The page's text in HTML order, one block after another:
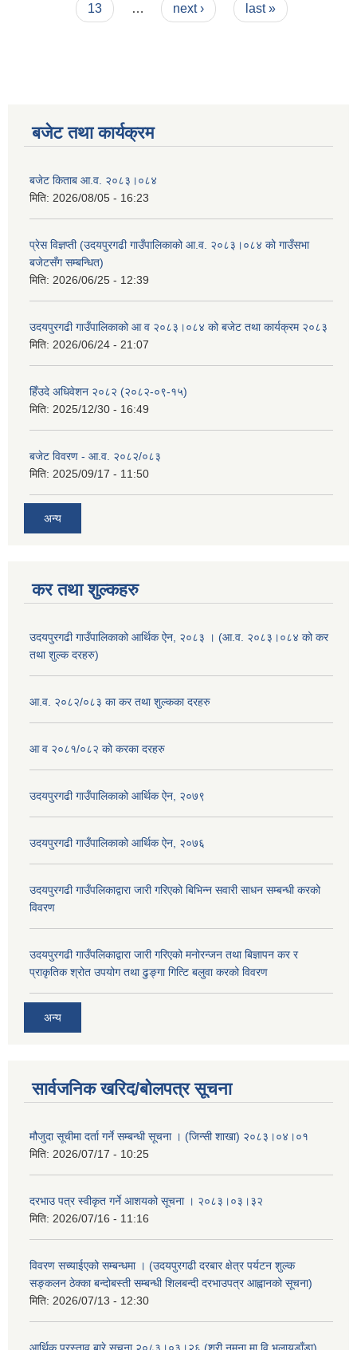
13
… next › last »
बजेट तथा कार्यक्रम
बजेट किताब आ.व. २०८३।०८४
मिति: 2026/08/05 - 16:23
प्रेस विज्ञप्ती (उदयपुरगढी गाउँपालिकाको आ.व. २०८३।०८४ को गाउँसभा
बजेटसँग सम्बन्धित)
मिति: 2026/06/25 - 12:39
उदयपुरगढी गाउँपालिकाको आ व २०८३।०८४ को बजेट तथा कार्यक्रम २०८३
मिति: 2026/06/24 - 21:07
हिँउदे अधिवेशन २०८२ (२०८२-०९-१५)
मिति: 2025/12/30 - 16:49
बजेट विवरण - आ.व. २०८२/०८३
मिति: 2025/09/17 - 11:50
अन्य
कर तथा शुल्कहरु
उदयपुरगढी गाउँपालिकाको आर्थिक ऐन, २०८३ । (आ.व. २०८३।०८४ को कर
तथा शुल्क दरहरु)
आ.व. २०८२/०८३ का कर तथा शुल्कका दरहरु
आ व २०८१/०८२ को करका दरहरु
उदयपुरगढी गाउँपालिकाको आर्थिक ऐन, २०७९
उदयपुरगढी गाउँपालिकाको आर्थिक ऐन, २०७६
उदयपुरगढी गाउँपलिकाद्वारा जारी गरिएको बिभिन्न सवारी साधन सम्बन्धी करको
विवरण
उदयपुरगढी गाउँपलिकाद्वारा जारी गरिएको मनोरन्जन तथा बिज्ञापन कर र
प्राकृतिक श्रोत उपयोग तथा ढुङ्गा गित्टि बलुवा करको विवरण
अन्य
सार्वजनिक खरिद/बोलपत्र सूचना
मौजुदा सूचीमा दर्ता गर्ने सम्बन्धी सूचना । (जिन्सी शाखा) २०८३।०४।०१
मिति: 2026/07/17 - 10:25
दरभाउ पत्र स्वीकृत गर्ने आशयको सूचना । २०८३।०३।३२
मिति: 2026/07/16 - 11:16
विवरण सच्याईएको सम्बन्धमा । (उदयपुरगढी दरबार क्षेत्र पर्यटन शुल्क
सङ्कलन ठेक्का बन्दोबस्ती सम्बन्धी शिलबन्दी दरभाउपत्र आह्वानको सूचना)
मिति: 2026/07/13 - 12:30